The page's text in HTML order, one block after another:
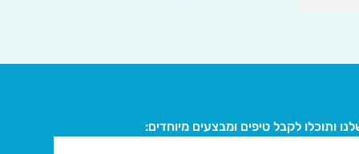
מהחנות.
ותוכלו לקבל טיפים ומבצעים מיוחדים: